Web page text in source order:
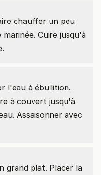
chauffer un peu
Cuire jusqu'à
l'eau à ébullition.
à couvert jusqu'à
Assaisonner avec
grand plat. Placer la